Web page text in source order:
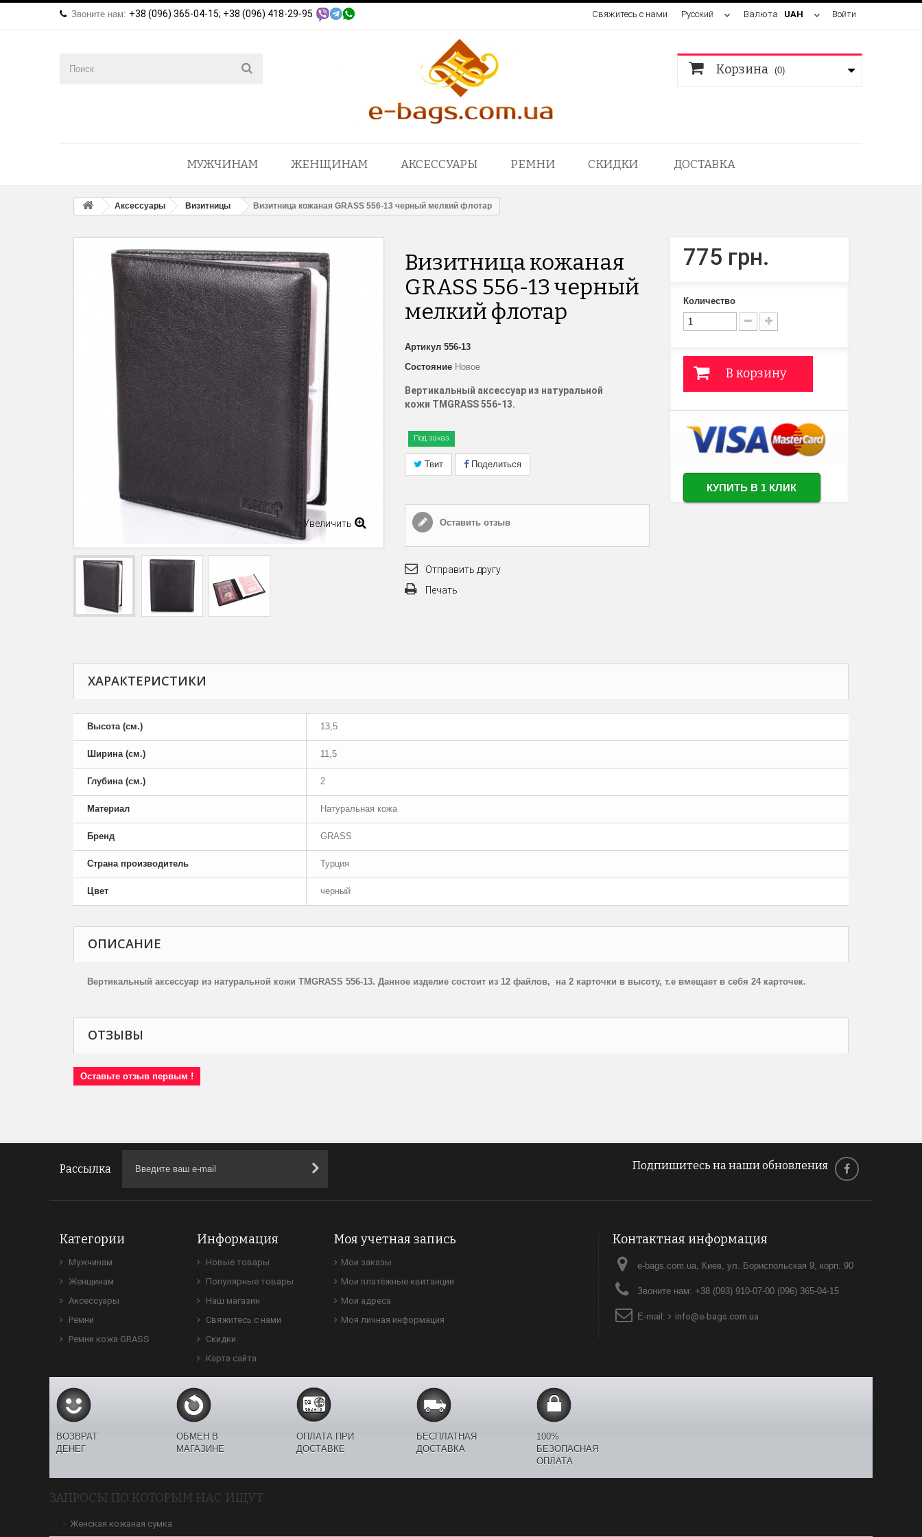
Войти
Валюта : UAH
Русский
Свяжитесь с нами
Звоните нам: +38 (096) 365-04-15; +38 (096) 418-29-95
Корзина (0)
МУЖЧИНАМ ЖЕНЩИНАМ АКСЕССУАРЫ РЕМНИ СКИДКИ ДОСТАВКА
Аксессуары Визитницы Визитница кожаная GRASS 556-13 черный мелкий флотар
Увеличить
Визитница кожаная
GRASS 556-13 черный
мелкий флотар
Артикул 556-13
Состояние Новое
Вертикальный аксессуар из натуральной
кожи TM GRASS556-13.
Под заказ
Твит Поделиться
Оставить отзыв
Отправить другу
Печать
775 грн.
Количество
В корзину
КУПИТЬ В 1 КЛИК
ХАРАКТЕРИСТИКИ
Высота (см.) 13,5
Ширина (см.) 11,5
Глубина (см.) 2
Материал Натуральная кожа
Бренд GRASS
Страна производитель Турция
Цвет черный
ОПИСАНИЕ
Вертикальный аксессуар из натуральной кожи TMGRASS 556-13. Данное изделие состоит из 12 файлов, на 2 карточки в высоту, т.е вмещает в себя 24 карточек.
ОТЗЫВЫ
Оставьте отзыв первым !
Рассылка Подпишитесь на наши обновления
Категории
Мужчинам
Женщинам
Аксессуары
Ремни
Ремни кожа GRASS
Информация
Новые товары
Популярные товары
Наш магазин
Свяжитесь с нами
Скидки
Карта сайта
Моя учетная запись
Мои заказы
Мои платёжные квитанции
Мои адреса
Моя личная информация
Контактная информация
e-bags.com.ua, Киев, ул. Бориспольская 9, корп. 90
Звоните нам: +38 (093) 910-07-00 (096) 365-04-15
E-mail: info@e-bags.com.ua
ВОЗВРАТ
ДЕНЕГ
ОБМЕН В
МАГАЗИНЕ
ОПЛАТА ПРИ
ДОСТАВКЕ
БЕСПЛАТНАЯ
ДОСТАВКА
100%
БЕЗОПАСНАЯ
ОПЛАТА
ЗАПРОСЫ ПО КОТОРЫМ НАС ИЩУТ
Женская кожаная сумка